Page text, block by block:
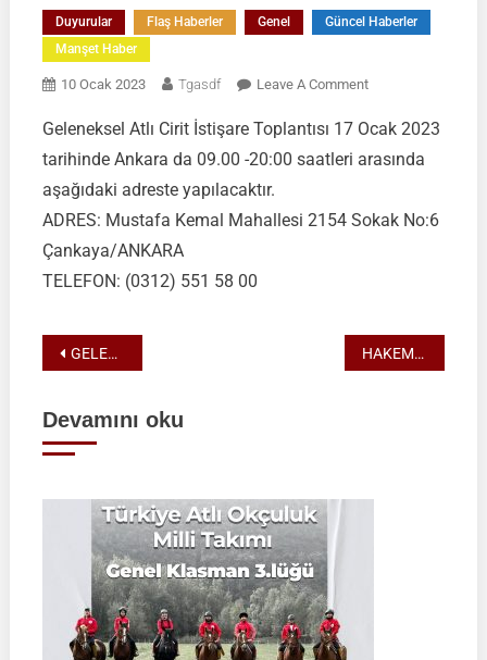
Duyurular Flaş Haberler Genel
Güncel Haberler
Manşet Haber
10 Ocak 2023 Tgasdf Leave A CommentOn
ATLI
CİRİT
Geleneksel Atlı Cirit İstişare Toplantısı 17 Ocak 2023
tarihinde Ankara da 09.00 -20:00 saatleri arasında
aşağıdaki adreste yapılacaktır.
ADRES: Mustafa Kemal Mahallesi 2154 Sokak No:6
Çankaya/ANKARA
TELEFON: (0312) 551 58 00
Yazı
GELENEKSEL ATLI CİRİT İSTİŞARE TOPLANTISI! HAKEMLERE DUYURU!
Devamını oku